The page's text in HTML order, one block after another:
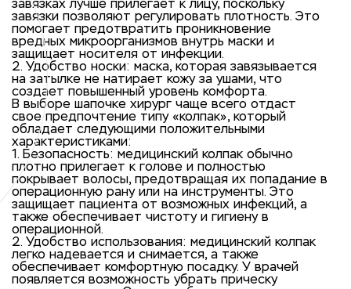
завязках лучше прилегает к лицу, поскольку
завязки позволяют регулировать плотность. Это
помогает предотвратить проникновение
вредных микроорганизмов внутрь маски и
защищает носителя от инфекции.
2. Удобство носки: маска, которая завязывается
на затылке не натирает кожу за ушами, что
создает повышенный уровень комфорта.
В выборе шапочке хирург чаще всего отдаст
свое предпочтение типу «колпак», который
обладает следующими положительными
характеристиками:
1. Безопасность: медицинский колпак обычно
плотно прилегает к голове и полностью
покрывает волосы, предотвращая их попадание в
операционную рану или на инструменты. Это
защищает пациента от возможных инфекций, а
также обеспечивает чистоту и гигиену в
операционной.
2. Удобство использования: медицинский колпак
легко надевается и снимается, а также
обеспечивает комфортную посадку. У врачей
появляется возможность убрать прическу